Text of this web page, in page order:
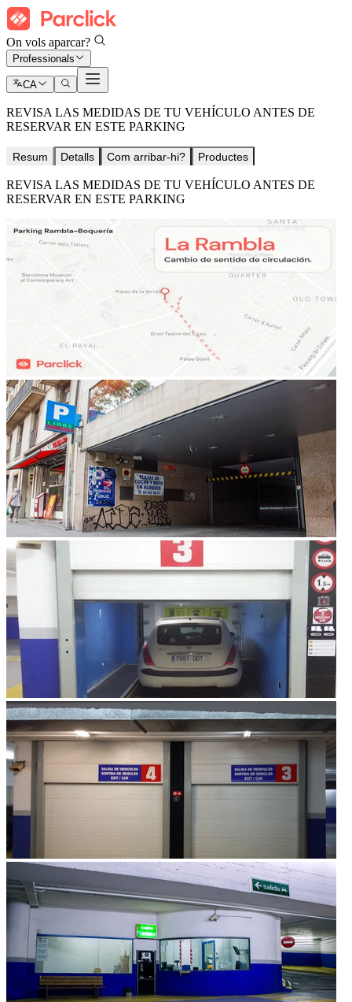
On vols aparcar?
Professionals
CA
REVISA LAS MEDIDAS DE TU VEHÍCULO ANTES DE
RESERVAR EN ESTE PARKING
Resum Detalls Com arribar-hi? Productes
REVISA LAS MEDIDAS DE TU VEHÍCULO ANTES DE
RESERVAR EN ESTE PARKING